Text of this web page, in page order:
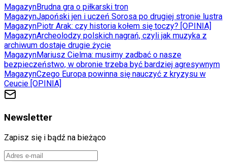
MagazynBrudna gra o piłkarski tron
MagazynJapoński jen i uczeń Sorosa po drugiej stronie lustra
MagazynPiotr Arak: czy historia kołem się toczy? [OPINIA]
MagazynArcheolodzy polskich nagrań, czyli jak muzyka z
archiwum dostaje drugie życie
MagazynMariusz Cielma: musimy zadbać o nasze
bezpieczeństwo, w obronie trzeba być bardziej agresywnym
MagazynCzego Europa powinna się nauczyć z kryzysu w
Ceucie [OPINIA]
Newsletter
Zapisz się i bądź na bieżąco